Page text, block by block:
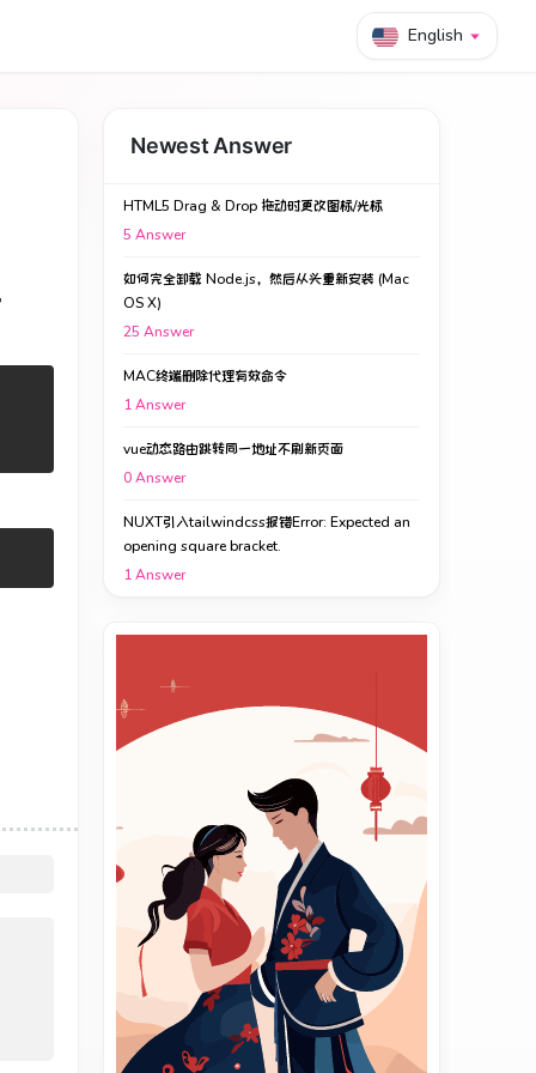
English
Newest Answer
HTML5 Drag & Drop 拖动时更改图标/光标
5 Answer
如何完全卸载 Node.js，然后从头重新安装 (Mac
OS X)
25 Answer
MAC终端删除代理有效命令
1Answer
vue动态路由跳转同一地址不刷新页面
0Answer
NUXT引入tailwindcss报错Error: Expected an
opening square bracket.
1Answer